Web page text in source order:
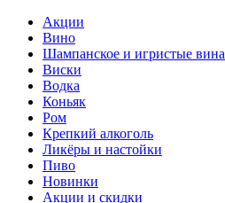
Акции
Вино
Шампанское и игристые вина
Виски
Водка
Коньяк
Ром
Крепкий алкоголь
Ликёры и настойки
Пиво
Новинки
Акции и скидки